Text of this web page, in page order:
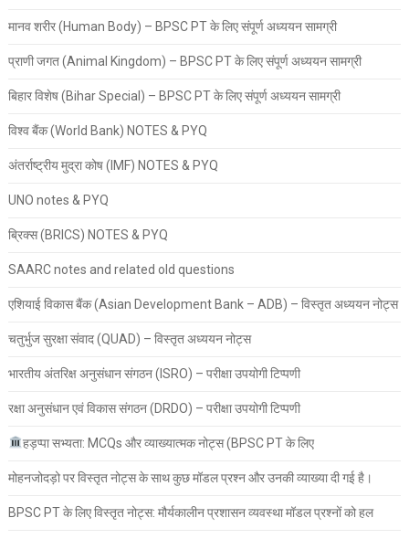
मानव शरीर (Human Body) – BPSC PT के लिए संपूर्ण अध्ययन सामग्री
प्राणी जगत (Animal Kingdom) – BPSC PT के लिए संपूर्ण अध्ययन सामग्री
बिहार विशेष (Bihar Special) – BPSC PT के लिए संपूर्ण अध्ययन सामग्री
विश्व बैंक (World Bank) NOTES & PYQ
अंतर्राष्ट्रीय मुद्रा कोष (IMF) NOTES & PYQ
UNO notes & PYQ
ब्रिक्स (BRICS) NOTES & PYQ
SAARC notes and related old questions
एशियाई विकास बैंक (Asian Development Bank – ADB) – विस्तृत अध्ययन नोट्स
चतुर्भुज सुरक्षा संवाद (QUAD) – विस्तृत अध्ययन नोट्स
भारतीय अंतरिक्ष अनुसंधान संगठन (ISRO) – परीक्षा उपयोगी टिप्पणी
रक्षा अनुसंधान एवं विकास संगठन (DRDO) – परीक्षा उपयोगी टिप्पणी
हड़प्पा सभ्यता: MCQs और व्याख्यात्मक नोट्स (BPSC PT के लिए
मोहनजोदड़ो पर विस्तृत नोट्स के साथ कुछ मॉडल प्रश्न और उनकी व्याख्या दी गई है।
BPSC PT के लिए विस्तृत नोट्स: मौर्यकालीन प्रशासन व्यवस्था मॉडल प्रश्नों को हल